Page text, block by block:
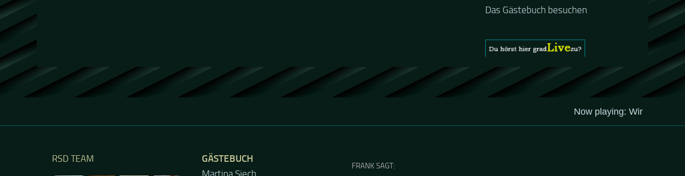
Stream ist eine schöne
RSD TEAM GÄSTEBUCH